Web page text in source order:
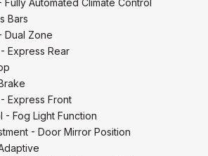
Bars
Dual Zone
Express Rear
Express Front
- Fog Light Function
- Door Mirror Position